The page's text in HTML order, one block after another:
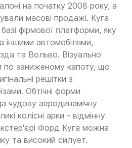
на початку 2008 року, а
масові продажі. Куга
фірмової платформи, яку
іншими автомобілями,
та Вольво. Візуально
по заниженому капоту, що
решітки з
Обтічні форми
чудову аеродинамічну
колісні арки - відмінну
Форд Куга можна
та високий силует.